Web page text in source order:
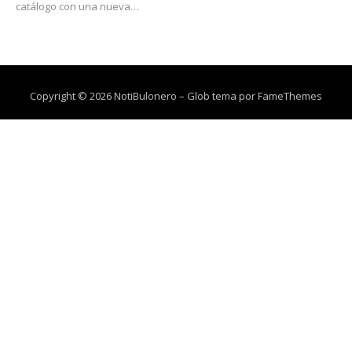
catálogo con una nueva…
Copyright © 2026 NotiBulonero – Glob tema porFameThemes